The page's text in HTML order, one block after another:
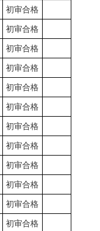
初审合格
初审合格
初审合格
初审合格
初审合格
初审合格
初审合格
初审合格
初审合格
初审合格
初审合格
初审合格